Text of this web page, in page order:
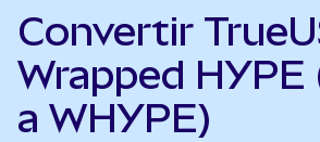
Convertir
Wrapped HYPE
a WHYPE)